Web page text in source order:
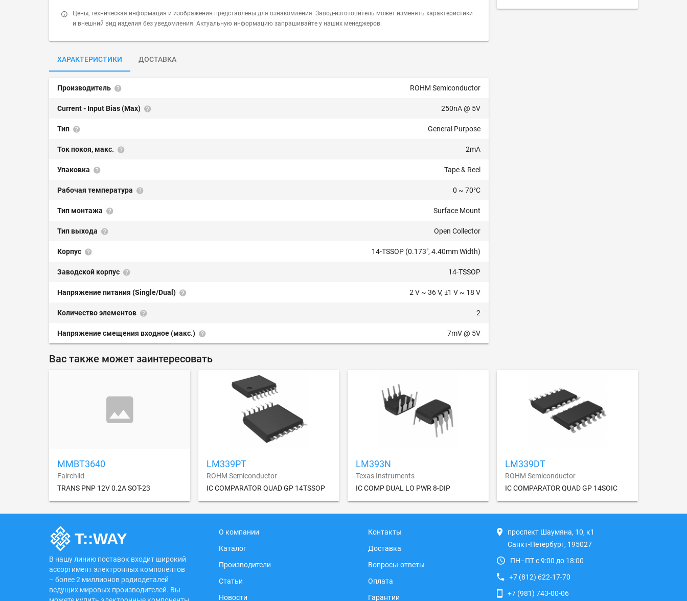
Цены, техническая информация и изображения представлены для ознакомления. Завод-изготовитель может изменять характеристики
и внешний вид изделия без уведомления. Актуальную информацию запрашивайте у наших менеджеров.
ХАРАКТЕРИСТИКИ ДОСТАВКА
Производитель ROHM Semiconductor
Current - Input Bias (Max) 250nA @ 5V
Тип General Purpose
Ток покоя, макс. 2mA
Упаковка Tape & Reel
Рабочая температура 0 ~ 70°C
Тип монтажа Surface Mount
Тип выхода Open Collector
Корпус 14-TSSOP (0.173", 4.40mm Width)
Заводской корпус 14-TSSOP
Напряжение питания (Single/Dual) 2 V ~ 36 V, ±1 V ~ 18 V
Количество элементов 2
Напряжение смещения входное (макс.) 7mV @ 5V
Вас также может заинтересовать
MMBT3640
Fairchild
TRANS PNP 12V 0.2A SOT-23
LM339PT
ROHM Semiconductor
IC COMPARATOR QUAD GP 14TSSOP
LM393N
Texas Instruments
IC COMP DUAL LO PWR 8-DIP
LM339DT
ROHM Semiconductor
IC COMPARATOR QUAD GP 14SOIC
В нашу линию поставок входит широкий
ассортимент электронных компонентов
– более 2 миллионов радиодеталей
ведущих мировых производителей. Вы
О компании
Каталог
Производители
Статьи
Новости
Контакты
Доставка
Вопросы-ответы
Оплата
Гарантии
проспект Шаумяна, 10, к1
Санкт-Петербург, 195027
ПН–ПТ с 9:00 до 18:00
+7 (812) 622-17-70
+7 (981) 743-00-06